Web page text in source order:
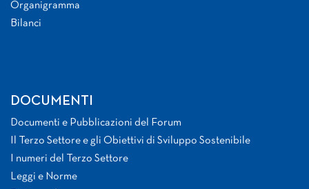
Organigramma
Bilanci
DOCUMENTI
Documenti e Pubblicazioni del Forum
Il Terzo Settore e gli Obiettivi di Sviluppo Sostenibile
I numeri del Terzo Settore
Leggi e Norme